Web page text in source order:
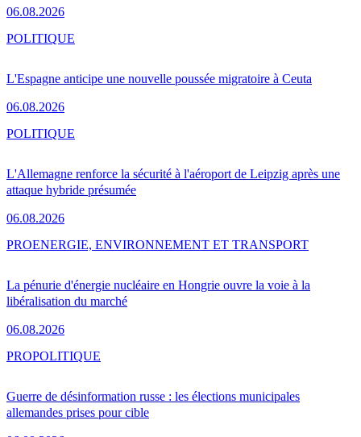
06.08.2026
L'Espagne anticipe une nouvelle poussée migratoire à Ceuta
06.08.2026
POLITIQUE
L'Allemagne renforce la sécurité à l'aéroport de Leipzig après une
attaque hybride présumée
06.08.2026
POLITIQUE
La pénurie d'énergie nucléaire en Hongrie ouvre la voie à la
libéralisation du marché
06.08.2026
PROENERGIE, ENVIRONNEMENT ET TRANSPORT
Guerre de désinformation russe : les élections municipales
allemandes prises pour cible
PROPOLITIQUE